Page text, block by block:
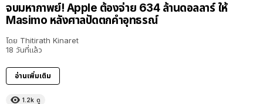
จบมหากาพย์! Apple ต้องจ่าย 634 ล้านดอลลาร์ ให้
Masimo หลังศาลปัดตกคำอุทธรณ์
โดย Thitirath Kinaret
18 วันที่แล้ว
อ่านเพิ่มเติม
1.2k ดู